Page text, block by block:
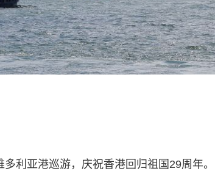
利亚港巡游，庆祝香港回归祖国29周年。